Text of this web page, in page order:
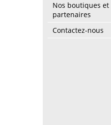
Nos boutiques et
partenaires
Contactez-nous